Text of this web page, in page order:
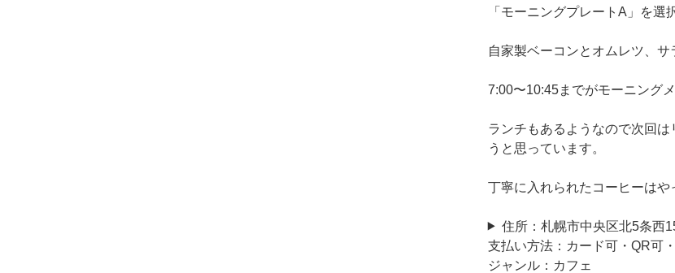
「モーニングプレートA」を選
自家製ベーコンとオムレツ、サ
7:00〜10:45までがモーニングメ
ランチもあるようなので次回
うと思っています。
丁寧に入れられたコーヒーはや
住所：札幌市中央区北5条西
支払い方法：カード可・QR可
ジャンル：カフェ